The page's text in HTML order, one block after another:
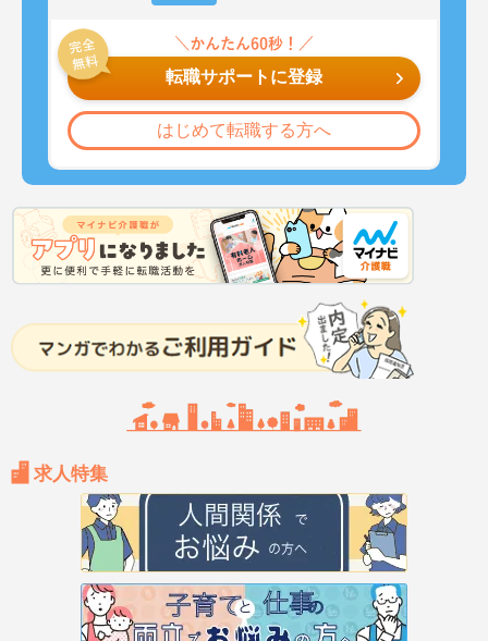
転職サポートに登録
はじめて転職する方へ
求人特集